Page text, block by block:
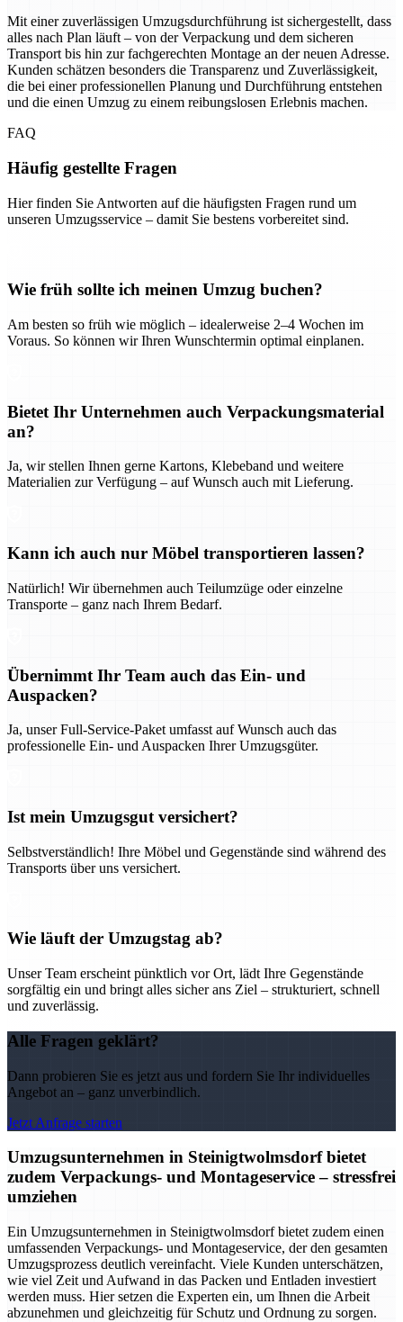
Mit einer zuverlässigen Umzugsdurchführung ist sichergestellt, dass
alles nach Plan läuft – von der Verpackung und dem sicheren
Transport bis hin zur fachgerechten Montage an der neuen Adresse.
Kunden schätzen besonders die Transparenz und Zuverlässigkeit,
die bei einer professionellen Planung und Durchführung entstehen
und die einen Umzug zu einem reibungslosen Erlebnis machen.
FAQ
Häufig gestellte Fragen
Hier finden Sie Antworten auf die häufigsten Fragen rund um
unseren Umzugsservice – damit Sie bestens vorbereitet sind.
Wie früh sollte ich meinen Umzug buchen?
Am besten so früh wie möglich – idealerweise 2–4 Wochen im
Voraus. So können wir Ihren Wunschtermin optimal einplanen.
Bietet Ihr Unternehmen auch Verpackungsmaterial
an?
Ja, wir stellen Ihnen gerne Kartons, Klebeband und weitere
Materialien zur Verfügung – auf Wunsch auch mit Lieferung.
Kann ich auch nur Möbel transportieren lassen?
Natürlich! Wir übernehmen auch Teilumzüge oder einzelne
Transporte – ganz nach Ihrem Bedarf.
Übernimmt Ihr Team auch das Ein- und
Auspacken?
Ja, unser Full-Service-Paket umfasst auf Wunsch auch das
professionelle Ein- und Auspacken Ihrer Umzugsgüter.
Ist mein Umzugsgut versichert?
Selbstverständlich! Ihre Möbel und Gegenstände sind während des
Transports über uns versichert.
Wie läuft der Umzugstag ab?
Unser Team erscheint pünktlich vor Ort, lädt Ihre Gegenstände
sorgfältig ein und bringt alles sicher ans Ziel – strukturiert, schnell
und zuverlässig.
Alle Fragen geklärt?
Dann probieren Sie es jetzt aus und fordern Sie Ihr individuelles
Angebot an – ganz unverbindlich.
Jetzt Anfrage starten
Umzugsunternehmen in Steinigtwolmsdorf bietet
zudem Verpackungs- und Montageservice – stressfrei
umziehen
Ein Umzugsunternehmen in Steinigtwolmsdorf bietet zudem einen
umfassenden Verpackungs- und Montageservice, der den gesamten
Umzugsprozess deutlich vereinfacht. Viele Kunden unterschätzen,
wie viel Zeit und Aufwand in das Packen und Entladen investiert
werden muss. Hier setzen die Experten ein, um Ihnen die Arbeit
abzunehmen und gleichzeitig für Schutz und Ordnung zu sorgen.